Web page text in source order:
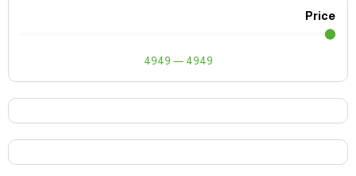
Price
4949
—
4949